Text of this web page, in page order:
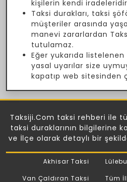
kişilerin kendi
Taksi durakları, taksi
müşteriler arasında
manevi zararlardan
tutulamaz.
Eğer yukarıda
yasal uyarılar size
kapatıp web sitesinden
Taksiji.Com taksi rehberi ile
taksi duraklarının bilgilerine
ve İlçe olarak detaylı bir
Akhisar Taksi
Van Çaldıran Taksi
Tüm